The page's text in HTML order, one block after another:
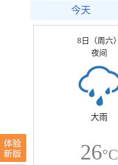
今天
8日（周六）
夜间
大雨
26°C